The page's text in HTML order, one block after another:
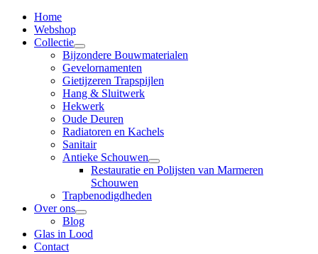
Home
Webshop
Collectie
Bijzondere Bouwmaterialen
Gevelornamenten
Gietijzeren Trapspijlen
Hang & Sluitwerk
Hekwerk
Oude Deuren
Radiatoren en Kachels
Sanitair
Antieke Schouwen
Restauratie en Polijsten van Marmeren
Schouwen
Trapbenodigdheden
Over ons
Blog
Glas in Lood
Contact